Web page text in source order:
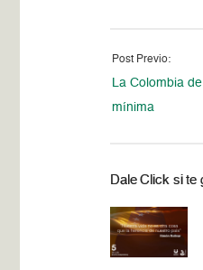
Post Previo:
La Colombia
mínima
Dale Click si te